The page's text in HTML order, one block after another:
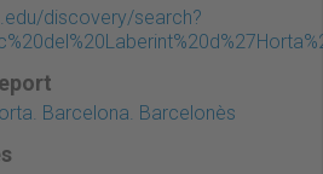
discovery/search?
Barcelona. Barcelonès